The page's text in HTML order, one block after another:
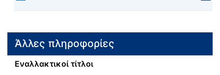
Άλλες πληροφορίες
Εναλλακτικοί τίτλοι